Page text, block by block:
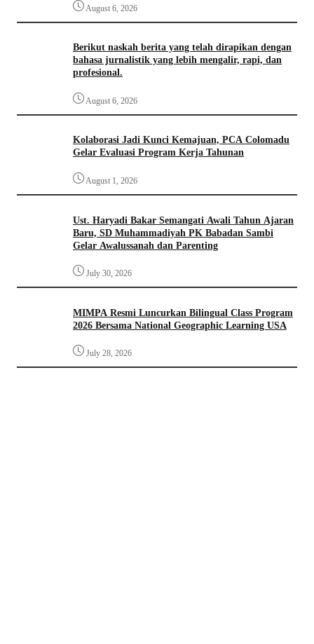
August 6, 2026
Berikut naskah berita yang telah dirapikan dengan
bahasa jurnalistik yang lebih mengalir, rapi, dan
profesional.
August 6, 2026
Kolaborasi Jadi Kunci Kemajuan, PCA Colomadu
Gelar Evaluasi Program Kerja Tahunan
August 1, 2026
Ust. Haryadi Bakar Semangati Awali Tahun Ajaran
Baru, SD Muhammadiyah PK Babadan Sambi
Gelar Awalussanah dan Parenting
July 30, 2026
MIMPA Resmi Luncurkan Bilingual Class Program
2026 Bersama National Geographic Learning USA
July 28, 2026